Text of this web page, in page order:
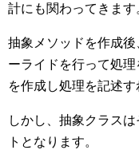
計にも関わってきます
抽象メソッドを作成
ーライドを行って処
を作成し処理を記述
しかし、抽象クラス
トとなります。